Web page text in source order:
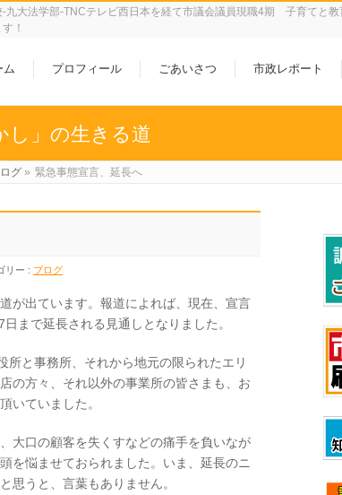
大法学部-TNCテレビ西日本を経て市議会議員現職4期 子育てと教
！
ム プロフィール ごあいさつ 市政レポート
し」の生きる道
グ » 緊急事態宣言、延長へ
リー : ブログ
が出ています。報道によれば、現在、宣言
まで延長される見通しとなりました。
と事務所、それから地元の限られたエリ
の方々、それ以外の事業所の皆さまも、お
いていました。
大口の顧客を失くすなどの痛手を負いなが
を悩ませておられました。いま、延長のニ
思うと、言葉もありません。